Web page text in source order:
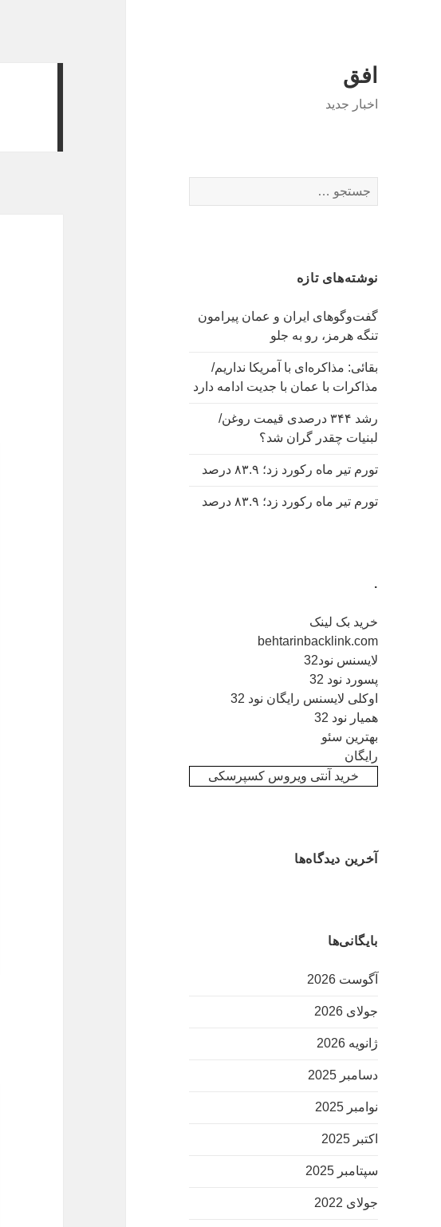
افق
اخبار جدید
برای:
نوشته‌های تازه
گفت‌وگوهای ایران و عمان پیرامون
تنگه هرمز، رو به جلو
بقائی: مذاکره‌ای با آمریکا نداریم/
مذاکرات با عمان با جدیت ادامه دارد
رشد ۳۴۴ درصدی قیمت روغن/
لبنیات چقدر گران شد؟
تورم تیر ماه رکورد زد؛ ۸۳.۹ درصد
تورم تیر ماه رکورد زد؛ ۸۳.۹ درصد
.
خرید بک لینک
behtarinbacklink.com
لایسنس نود32
پسورد نود 32
اوکلی لایسنس رایگان نود 32
همیار نود 32
بهترین سئو
رایگان
خرید آنتی ویروس کسپرسکی
آخرین دیدگاه‌ها
بایگانی‌ها
آگوست 2026
جولای 2026
ژانویه 2026
دسامبر 2025
نوامبر 2025
اکتبر 2025
سپتامبر 2025
جولای 2022